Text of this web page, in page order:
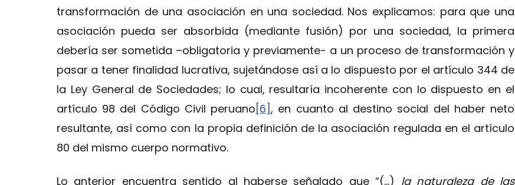
transformación de una asociación en una sociedad. Nos explicamos: para que una
asociación pueda ser absorbida (mediante fusión) por una sociedad, la primera
debería ser sometida –obligatoria y previamente- a un proceso de transformación y
pasar a tener finalidad lucrativa, sujetándose así a lo dispuesto por el artículo 344 de
la Ley General de Sociedades; lo cual, resultaría incoherente con lo dispuesto en el
artículo 98 del Código Civil peruano [6], en cuanto al destino social del haber neto
resultante, así como con la propia definición de la asociación regulada en el artículo
80 del mismo cuerpo normativo.
Lo anterior encuentra sentido al haberse señalado que “(…) la naturaleza de las